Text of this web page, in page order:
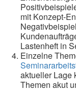
mit Konzept-
Lastenheft in
Einzelne
aktueller Lage
Themen akut